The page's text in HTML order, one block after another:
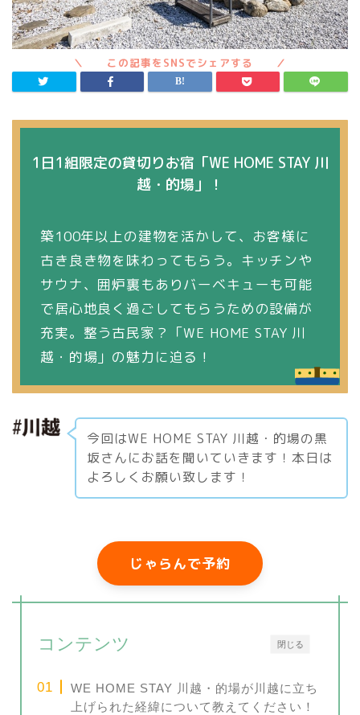
1日1組限定の貸切りお宿「WE HOME STAY 川
越・的場」！
築100年以上の建物を活かして、お客様に
古き良き物を味わってもらう。キッチンや
サウナ、囲炉裏もありバーベキューも可能
で居心地良く過ごしてもらうための設備が
充実。整う古民家？「WE HOME STAY 川
越・的場」の魅力に迫る！
今回はWE HOME STAY 川越・的場の黒
坂さんにお話を聞いていきます！本日は
よろしくお願い致します！
じゃらんで予約
閉じる
コンテンツ
WE HOME STAY 川越・的場が川越に立ち
上げられた経緯について教えてください！